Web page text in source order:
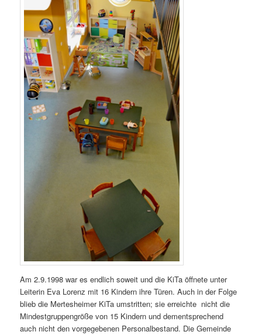
Am 2.9.1998 war es endlich soweit und die KiTa öffnete unter
Leiterin Eva Lorenz mit 16 Kindern ihre Türen. Auch in der Folge
blieb die Mertesheimer KiTa umstritten; sie erreichte nicht die
Mindestgruppengröße von 15 Kindern und dementsprechend
auch nicht den vorgegebenen Personalbestand. Die Gemeinde